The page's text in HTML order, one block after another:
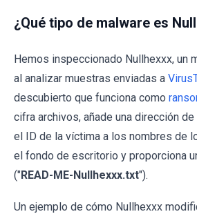
¿Qué tipo de malware es
Hemos inspeccionado Nullhexxx, un
al analizar muestras enviadas a
descubierto que funciona como
cifra archivos, añade una dirección
el ID de la víctima a los nombres de
el fondo de escritorio y proporciona
("READ-ME-Nullhexxx.txt").
Un ejemplo de cómo Nullhexxx